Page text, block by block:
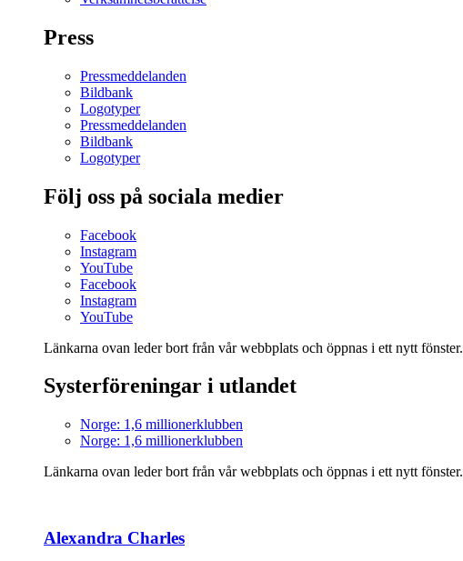
Press
Pressmeddelanden
Bildbank
Logotyper
Pressmeddelanden
Bildbank
Logotyper
Följ oss på sociala medier
Facebook
Instagram
YouTube
Facebook
Instagram
YouTube
Länkarna ovan leder bort från vår webbplats och öppnas i ett nytt fönster.
Systerföreningar i utlandet
Norge: 1,6 millionerklubben
Norge: 1,6 millionerklubben
Länkarna ovan leder bort från vår webbplats och öppnas i ett nytt fönster.
Alexandra Charles